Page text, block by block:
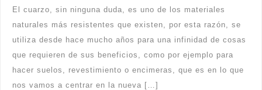
El cuarzo, sin ninguna duda, es uno de los materiales
naturales más resistentes que existen, por esta razón, se
utiliza desde hace mucho años para una infinidad de cosas
que requieren de sus beneficios, como por ejemplo para
hacer suelos, revestimiento o encimeras, que es en lo que
nos vamos a centrar en la nueva […]